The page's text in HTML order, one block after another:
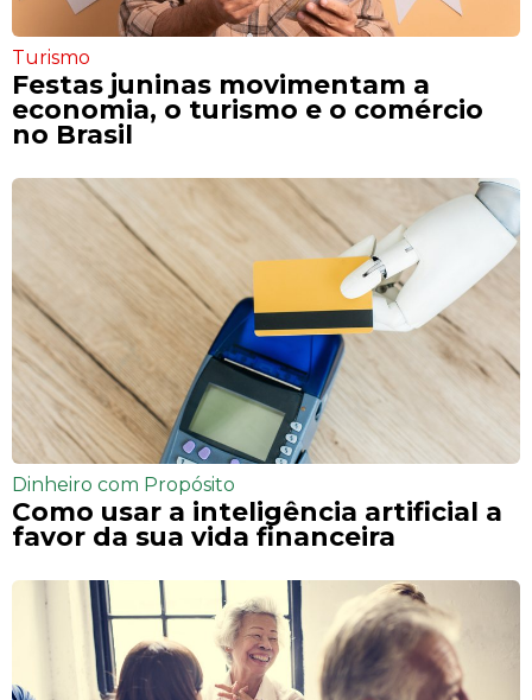
Turismo
Festas juninas movimentam a
economia, o turismo e o comércio
no Brasil
Dinheiro com Propósito
Como usar a inteligência artificial a
favor da sua vida financeira